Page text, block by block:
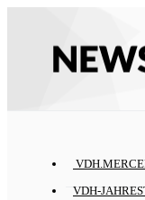
VDH-